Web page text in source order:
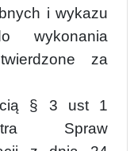
i wykazu
wykonania
za
§ 3 ust 1
Spraw